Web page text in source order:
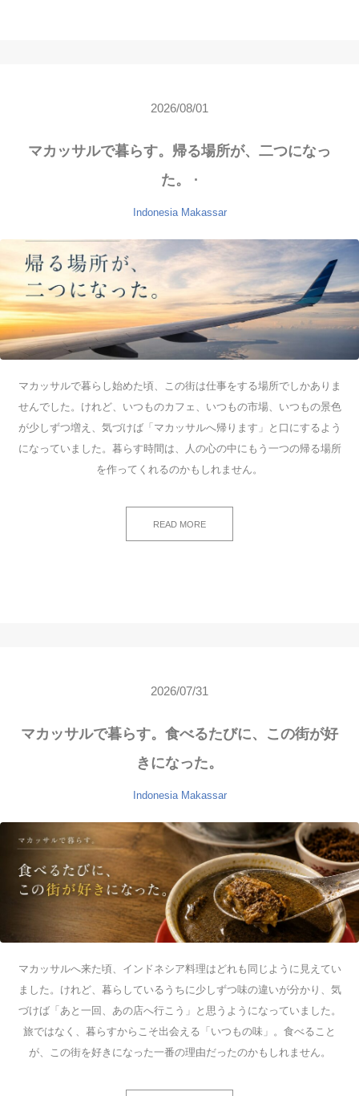
2026/08/01
マカッサルで暮らす。帰る場所が、二つになっ
た。 ·
Indonesia Makassar
マカッサルで暮らし始めた頃、この街は仕事をする場所でしかありま
せんでした。けれど、いつものカフェ、いつもの市場、いつもの景色
が少しずつ増え、気づけば「マカッサルへ帰ります」と口にするよう
になっていました。暮らす時間は、人の心の中にもう一つの帰る場所
を作ってくれるのかもしれません。
READ MORE
2026/07/31
マカッサルで暮らす。食べるたびに、この街が好
きになった。
Indonesia Makassar
マカッサルへ来た頃、インドネシア料理はどれも同じように見えてい
ました。けれど、暮らしているうちに少しずつ味の違いが分かり、気
づけば「あと一回、あの店へ行こう」と思うようになっていました。
旅ではなく、暮らすからこそ出会える「いつもの味」。食べること
が、この街を好きになった一番の理由だったのかもしれません。